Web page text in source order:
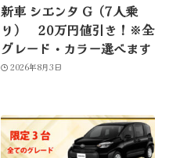
新車 シエンタ G（7人乗
り） 20万円値引き！※全
グレード・カラー選べます
2026年8月3日